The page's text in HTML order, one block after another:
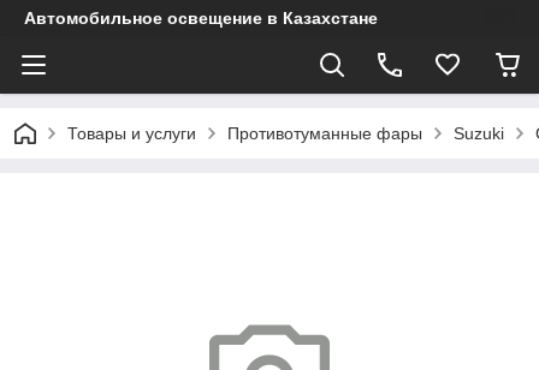
Автомобильное освещение в Казахстане
Товары и услуги Противотуманные фары Suzuki